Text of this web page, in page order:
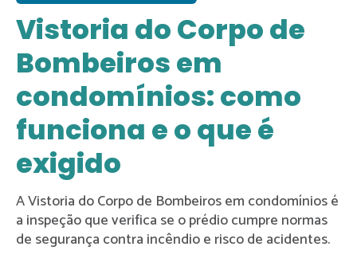
Vistoria do Corpo de
Bombeiros em
condomínios: como
funciona e o que é
exigido
A Vistoria do Corpo de Bombeiros em condomínios é
a inspeção que verifica se o prédio cumpre normas
de segurança contra incêndio e risco de acidentes.